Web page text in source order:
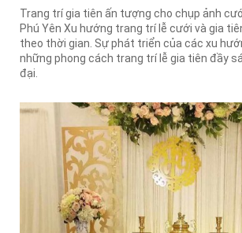
Trang trí gia tiên ấn tượng cho chụp ảnh
Phú Yên Xu hướng trang trí lễ cưới và gia
theo thời gian. Sự phát triển của các xu
những phong cách trang trí lễ gia tiên đầy
đại.